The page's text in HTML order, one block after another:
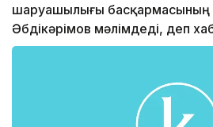
шаруашылығы
Әбдікәрімов мәлімдеді, деп